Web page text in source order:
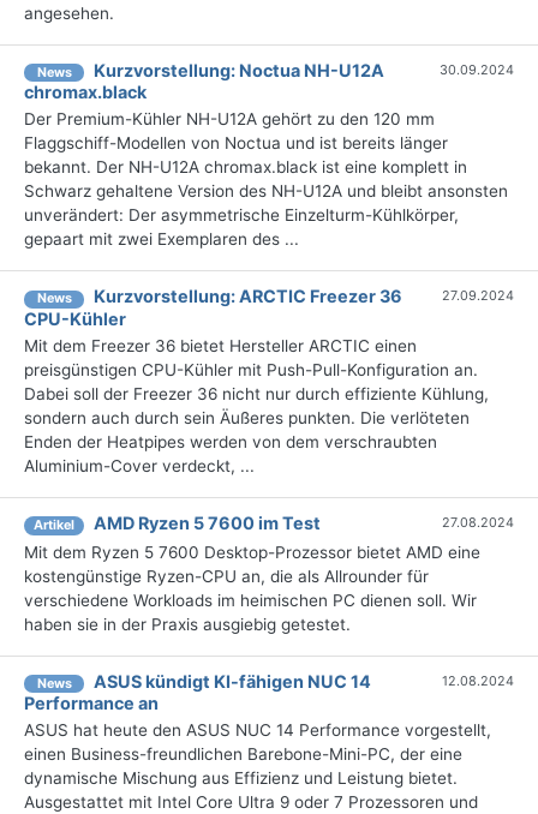
angesehen.
News
Kurzvorstellung: Noctua NH-U12A
chromax.black
30.09.2024
Der Premium-Kühler NH-U12A gehört zu den 120 mm
Flaggschiff-Modellen von Noctua und ist bereits länger
bekannt. Der NH-U12A chromax.black ist eine komplett in
Schwarz gehaltene Version des NH-U12A und bleibt ansonsten
unverändert: Der asymmetrische Einzelturm-Kühlkörper,
gepaart mit zwei Exemplaren des ...
News
Kurzvorstellung: ARCTIC Freezer 36
CPU-Kühler
27.09.2024
Mit dem Freezer 36 bietet Hersteller ARCTIC einen
preisgünstigen CPU-Kühler mit Push-Pull-Konfiguration an.
Dabei soll der Freezer 36 nicht nur durch effiziente Kühlung,
sondern auch durch sein Äußeres punkten. Die verlöteten
Enden der Heatpipes werden von dem verschraubten
Aluminium-Cover verdeckt, ...
Artikel AMD Ryzen 5 7600 im Test 27.08.2024
Mit dem Ryzen 5 7600 Desktop-Prozessor bietet AMD eine
kostengünstige Ryzen-CPU an, die als Allrounder für
verschiedene Workloads im heimischen PC dienen soll. Wir
haben sie in der Praxis ausgiebig getestet.
News
ASUS kündigt KI-fähigen NUC 14
Performance an
12.08.2024
ASUS hat heute den ASUS NUC 14 Performance vorgestellt,
einen Business-freundlichen Barebone-Mini-PC, der eine
dynamische Mischung aus Effizienz und Leistung bietet.
Ausgestattet mit Intel Core Ultra 9 oder 7 Prozessoren und